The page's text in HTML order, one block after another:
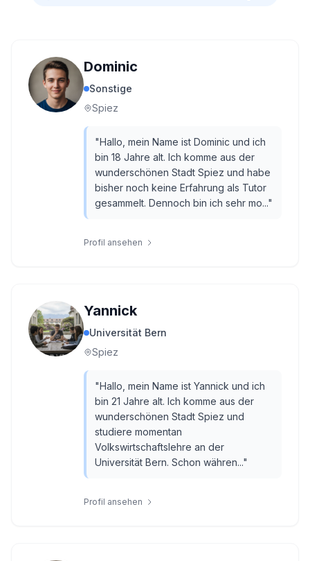
Dominic
Sonstige
Spiez
"Hallo, mein Name ist Dominic und ich
bin 18 Jahre alt. Ich komme aus der
wunderschönen Stadt Spiez und habe
bisher noch keine Erfahrung als Tutor
gesammelt. Dennoch bin ich sehr mo..."
Profil ansehen
Yannick
Universität Bern
Spiez
"Hallo, mein Name ist Yannick und ich
bin 21 Jahre alt. Ich komme aus der
wunderschönen Stadt Spiez und
studiere momentan
Volkswirtschaftslehre an der
Universität Bern. Schon währen..."
Profil ansehen